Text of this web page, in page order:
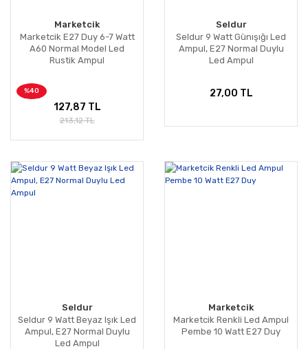
Marketcik
Marketcik E27 Duy 6-7 Watt
A60 Normal Model Led
Rustik Ampul
%40
127,87 TL
213,12 TL
Seldur
Seldur 9 Watt Günışığı Led
Ampul, E27 Normal Duylu
Led Ampul
27,00 TL
Seldur
Seldur 9 Watt Beyaz Işık Led
Ampul, E27 Normal Duylu
Led Ampul
Marketcik
Marketcik Renkli Led Ampul
Pembe 10 Watt E27 Duy